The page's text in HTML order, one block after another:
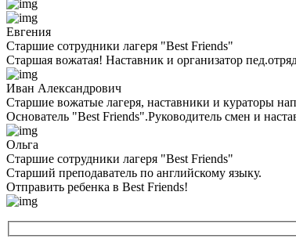
Евгения
Старшие сотрудники лагеря "Best Friends"
Старшая вожатая! Наставник и организатор
Иван Александрович
Старшие вожатые лагеря, наставники и кураторы
Основатель "Best Friends".Руководитель смен и
Ольга
Старшие сотрудники лагеря "Best Friends"
Cтарший преподаватель по английскому языку.
Отправить ребенка в Best Friends!